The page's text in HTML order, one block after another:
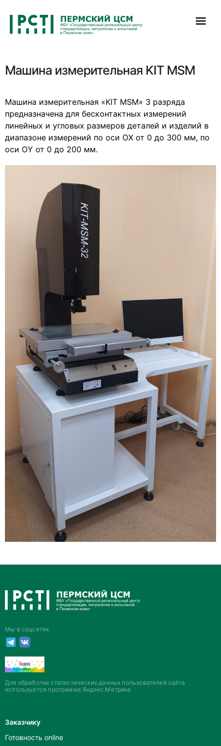
содержимому
Машина измерительная KIT MSM
Машина измерительная «KIT MSM» 3 разряда
предназначена для бесконтактных измерений
линейных и угловых размеров деталей и изделий в
диапазоне измерений по оси ОХ от 0 до 300 мм, по
оси ОY от 0 до 200 мм.
Мы в соцсетях
Для обработки статистических данных пользователей сайта
используется программа Яндекс.Метрика
Заказчику
Готовность online